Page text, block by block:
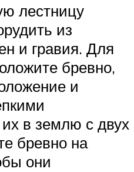
лестницу
из
и гравия. Для
бревно,
и
в землю с двух
бревно на
они